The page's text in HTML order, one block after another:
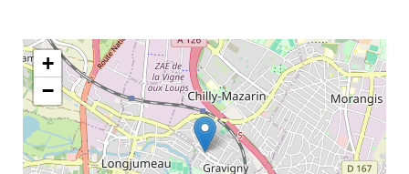
+
−